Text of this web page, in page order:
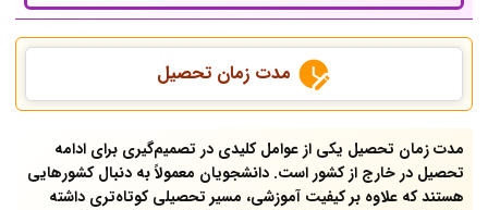
مدت زمان تحصیل
مدت زمان تحصیل یکی از عوامل کلیدی در تصمیم‌گیری برای ادامه
تحصیل در خارج از کشور است. دانشجویان معمولاً به دنبال کشورهایی
هستند که علاوه بر کیفیت آموزشی، مسیر تحصیلی کوتاه‌تری داشته